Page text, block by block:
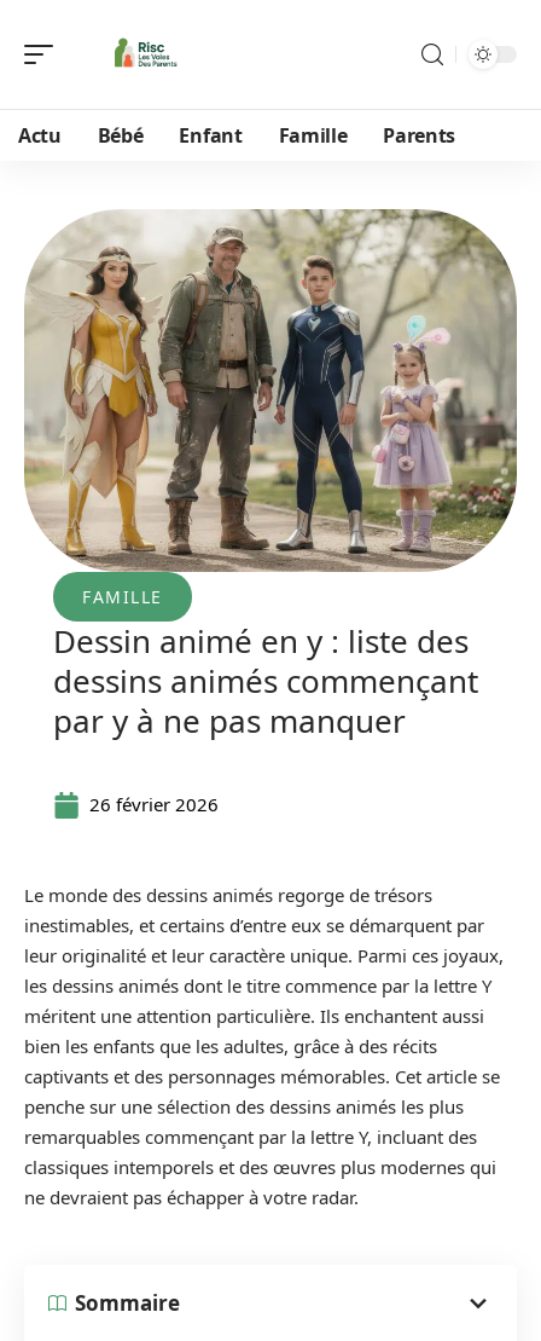
Actu Bébé Enfant Famille Parents
FAMILLE
Dessin animé en y : liste des
dessins animés commençant
par y à ne pas manquer
26 février 2026
Le monde des dessins animés regorge de trésors
inestimables, et certains d’entre eux se démarquent par
leur originalité et leur caractère unique. Parmi ces joyaux,
les dessins animés dont le titre commence par la lettre Y
méritent une attention particulière. Ils enchantent aussi
bien les enfants que les adultes, grâce à des récits
captivants et des personnages mémorables. Cet article se
penche sur une sélection des dessins animés les plus
remarquables commençant par la lettre Y, incluant des
classiques intemporels et des œuvres plus modernes qui
ne devraient pas échapper à votre radar.
Sommaire